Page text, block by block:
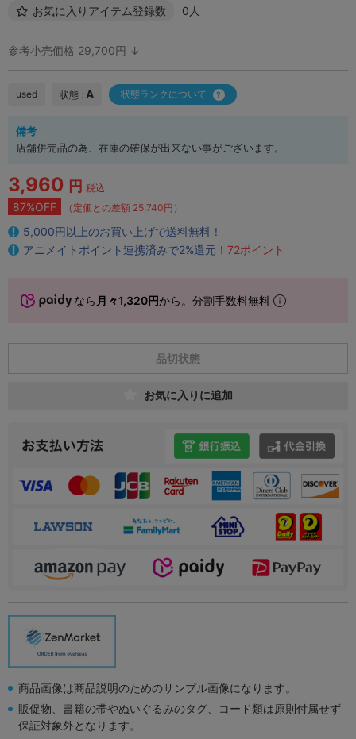
お気に入りアイテム登録数 0人
参考小売価格 29,700円 ↓
used 状態 : A 状態ランクについて
備考
店舗併売品の為、在庫の確保が出来ない事がございます。
3,960 円 税込
87%OFF （定価との差額 25,740円）
5,000円以上のお買い上げで送料無料！
アニメイトポイント連携済みで2%還元！ 72ポイント
なら 月々1,320円から。分割手数料無料
品切状態
お気に入りに追加
商品画像は商品説明のためのサンプル画像になります。
販促物、書籍の帯やぬいぐるみのタグ、コード類は原則付属せず
保証対象外となります。